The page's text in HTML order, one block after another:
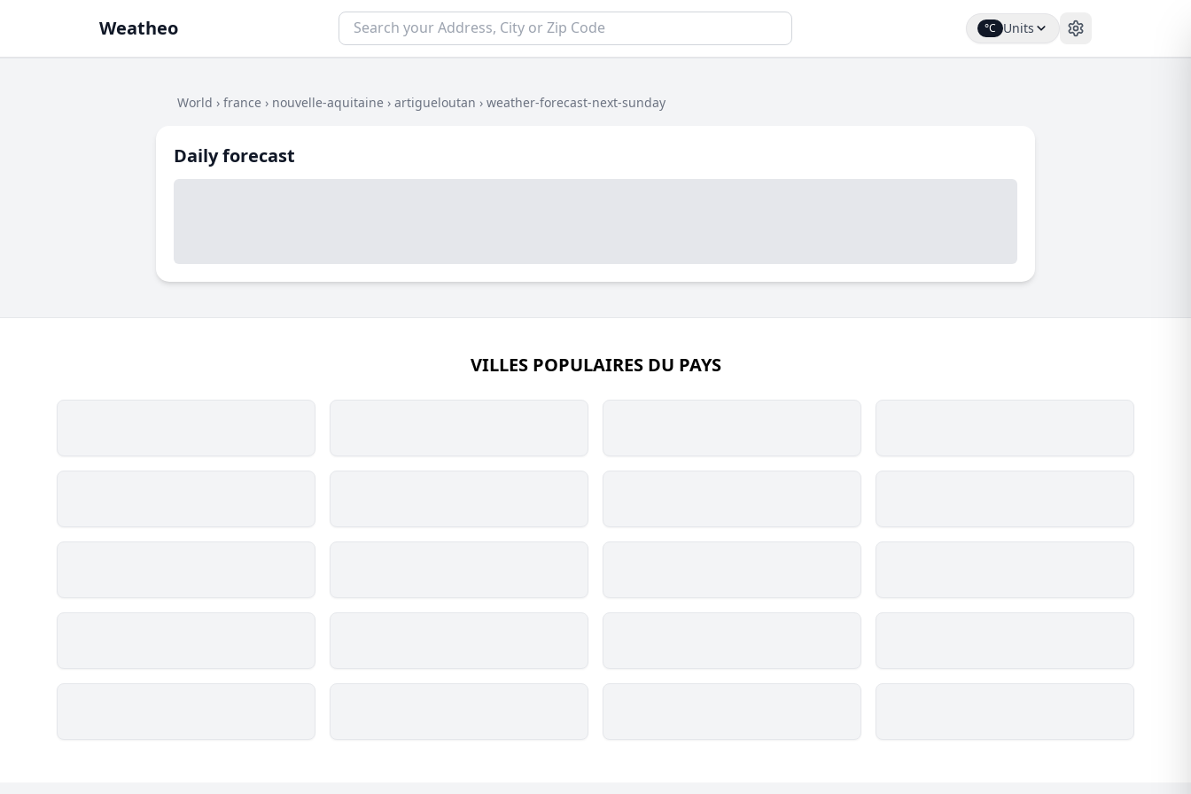
Weatheo °C Units
World › france › nouvelle-aquitaine › artigueloutan › weather-forecast-next-sunday
Daily forecast
VILLES POPULAIRES DU PAYS